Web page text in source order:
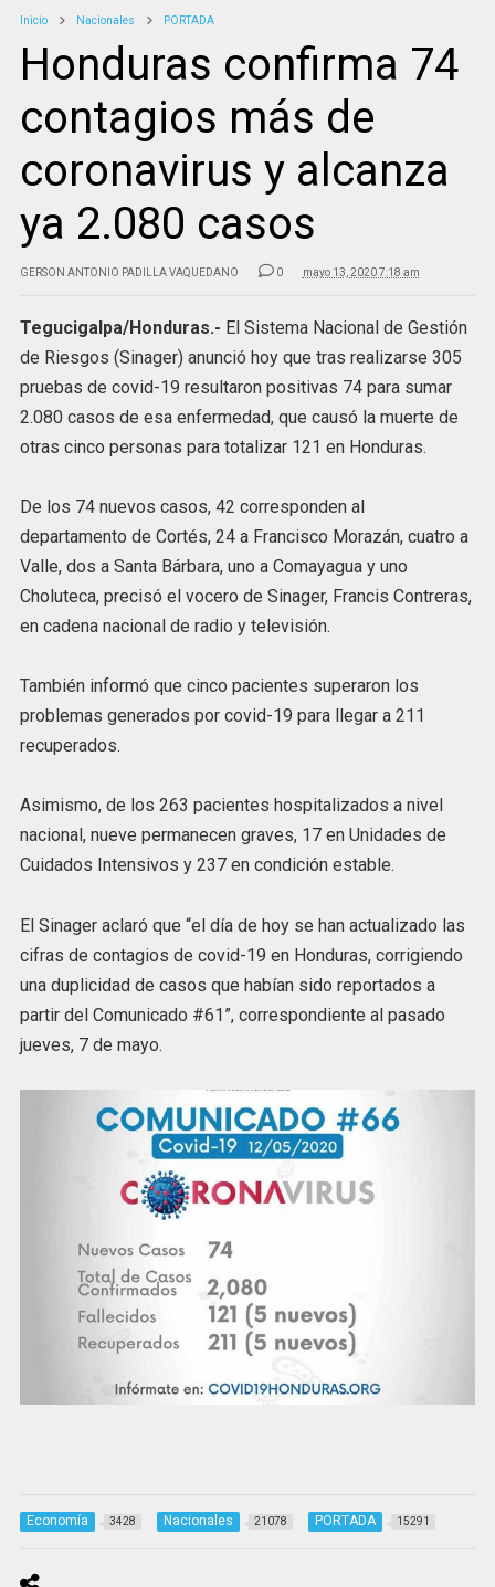
Inicio Nacionales PORTADA
Honduras confirma 74
contagios más de
coronavirus y alcanza
ya 2.080 casos
GERSON ANTONIO PADILLA VAQUEDANO 0 mayo 13, 2020 7:18 am
Tegucigalpa/Honduras.- El Sistema Nacional de Gestión
de Riesgos (Sinager) anunció hoy que tras realizarse 305
pruebas de covid-19 resultaron positivas 74 para sumar
2.080 casos de esa enfermedad, que causó la muerte de
otras cinco personas para totalizar 121 en Honduras.
De los 74 nuevos casos, 42 corresponden al
departamento de Cortés, 24 a Francisco Morazán, cuatro a
Valle, dos a Santa Bárbara, uno a Comayagua y uno
Choluteca, precisó el vocero de Sinager, Francis Contreras,
en cadena nacional de radio y televisión.
También informó que cinco pacientes superaron los
problemas generados por covid-19 para llegar a 211
recuperados.
Asimismo, de los 263 pacientes hospitalizados a nivel
nacional, nueve permanecen graves, 17 en Unidades de
Cuidados Intensivos y 237 en condición estable.
El Sinager aclaró que “el día de hoy se han actualizado las
cifras de contagios de covid-19 en Honduras, corrigiendo
una duplicidad de casos que habían sido reportados a
partir del Comunicado #61”, correspondiente al pasado
jueves, 7 de mayo.
Economía 3428 Nacionales 21078 PORTADA 15291